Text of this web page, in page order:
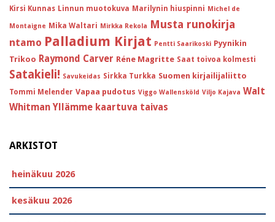
Kirsi Kunnas Linnun muotokuva Marilynin hiuspinni Michel de
Montaigne Mika Waltari Mirkka Rekola Musta runokirja
ntamo Palladium Kirjat Pentti Saarikoski Pyynikin
Trikoo Raymond Carver Réne Magritte Saat toivoa kolmesti
Satakieli! Savukeidas Sirkka Turkka Suomen kirjailijaliitto
Tommi Melender Vapaa pudotus Viggo Wallensköld Viljo Kajava Walt
Whitman Yllämme kaartuva taivas
ARKISTOT
heinäkuu 2026
kesäkuu 2026